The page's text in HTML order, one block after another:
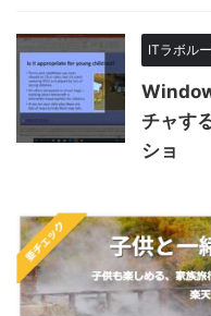
ITラボル
チャす
ショ